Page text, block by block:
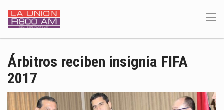
Árbitros reciben insignia FIFA
2017